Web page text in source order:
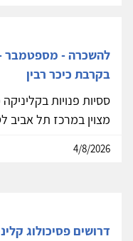
להשכרה - מספטמבר -
בקרבת כיכר רבין
ססיות פנויות
מצוין במרכז תל אביב
4/8/2026
דרושים פסיכולוג